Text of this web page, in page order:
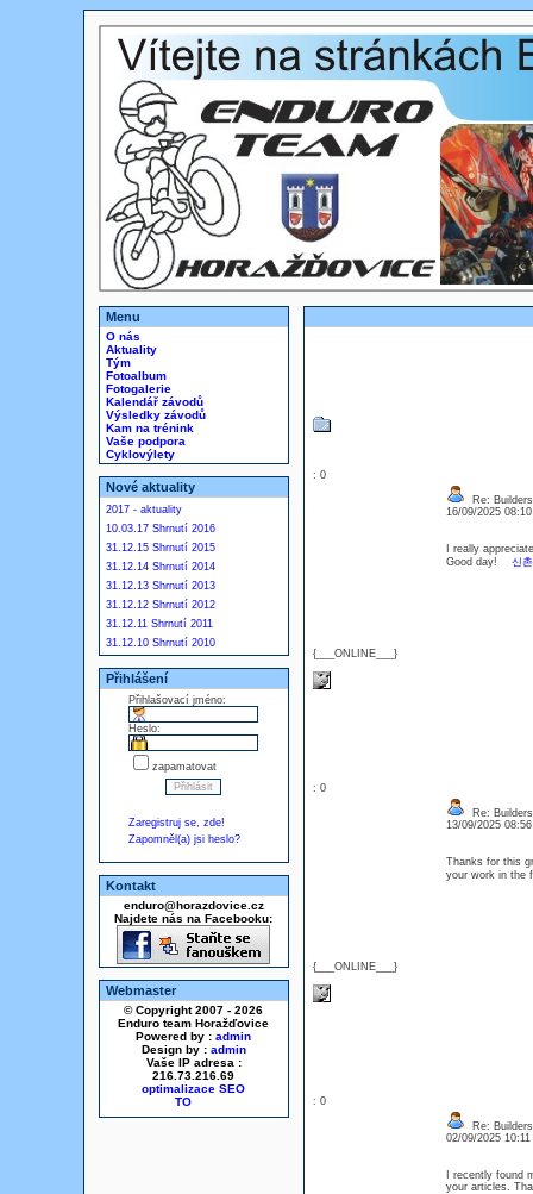
Menu
O nás
Aktuality
Tým
Fotoalbum
Fotogalerie
Kalendář závodů
Výsledky závodů
Kam na trénink
Vaše podpora
Cyklovýlety
Nové aktuality
2017 - aktuality
10.03.17 Shrnutí 2016
31.12.15 Shrnutí 2015
31.12.14 Shrnutí 2014
31.12.13 Shrnutí 2013
31.12.12 Shrnutí 2012
31.12.11 Shrnutí 2011
31.12.10 Shrnutí 2010
Přihlášení
Přihlašovací jméno:
Heslo:
zapamatovat
Zaregistruj se, zde!
Zapomněl(a) jsi heslo?
Kontakt
enduro@horazdovice.cz
Najdete nás na Facebooku:
Webmaster
© Copyright 2007 - 2026
Enduro team Horažďovice
Powered by : admin
Design by : admin
Vaše IP adresa :
216.73.216.69
optimalizace SEO
: 0
{___ONLINE___}
Re:
16/09/2025
I really
Good day! 신
: 0
{___ONLINE___}
Re:
13/09/2025
Thanks for this
your work in
: 0
Re:
02/09/2025
I recently found
your articles.